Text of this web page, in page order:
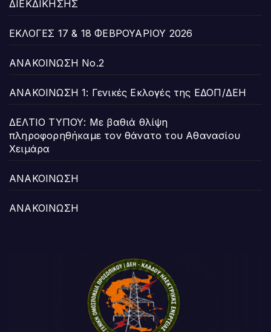
ΔΙΕΚΔΙΚΗΣΗΣ
ΕΚΛΟΓΕΣ 17 & 18 ΦΕΒΡΟΥΑΡΙΟΥ 2026
ΑΝΑΚΟΙΝΩΣΗ Νο.2
ΑΝΑΚΟΙΝΩΣΗ 1: Γενικές Εκλογές της ΕΔΟΠ/ΔΕΗ
ΔΕΛΤΙΟ ΤΥΠΟΥ: Με βαθιά θλίψη
πληροφορηθήκαμε τον θάνατο του Αθανασίου
Χειμάρα
ΑΝΑΚΟΙΝΩΣΗ
ΑΝΑΚΟΙΝΩΣΗ